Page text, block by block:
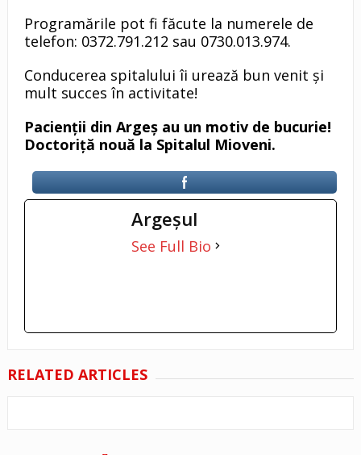
Programările pot fi făcute la numerele de
telefon: 0372.791.212 sau 0730.013.974.
Conducerea spitalului îi urează bun venit și
mult succes în activitate!
Pacienții din Argeș au un motiv de bucurie!
Doctoriță nouă la Spitalul Mioveni.
Argeşul
See Full Bio
RELATED ARTICLES